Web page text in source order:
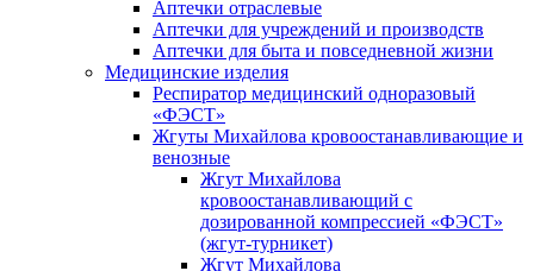
Аптечки отраслевые
Аптечки для учреждений и производств
Аптечки для быта и повседневной жизни
Медицинские изделия
Респиратор медицинский одноразовый
«ФЭСТ»
Жгуты Михайлова кровоостанавливающие и
венозные
Жгут Михайлова
кровоостанавливающий с
дозированной компрессией «ФЭСТ»
(жгут-турникет)
Жгут Михайлова